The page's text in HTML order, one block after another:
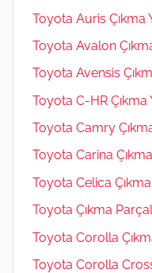
Toyota Auris Çıkma
Toyota Avalon
Toyota Avensis
Toyota C-HR Çıkma
Toyota Camry
Toyota Carina
Toyota Celica
Toyota Çıkma
Toyota Corolla
Toyota Corolla